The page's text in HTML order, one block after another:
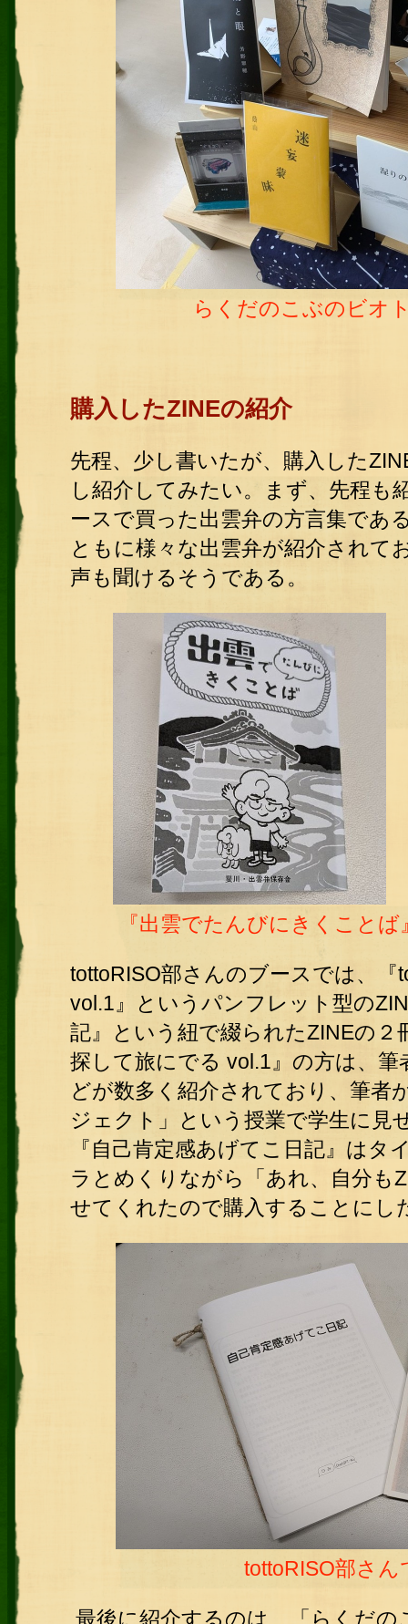
らくだのこぶのビオ
購入したZINEの紹介
先程、少し書いたが、購入した
し紹介してみたい。まず、先程も
ースで買った出雲弁の方言集であ
ともに様々な出雲弁が紹介されて
声も聞けるそうである。
『出雲でたんびにきくこと
tottoRISO部さんのブースでは、
vol.1』というパンフレット型の
記』という紐で綴られたZINEの２
探して旅にでる vol.1』の方は、
どが数多く紹介されており、筆者
ジェクト」という授業で学生に見
『自己肯定感あげてこ日記』は
ラとめくりながら「あれ、自分も
せてくれたので購入することにし
tottoRISO部さん
最後に紹介するのは、「らくだ